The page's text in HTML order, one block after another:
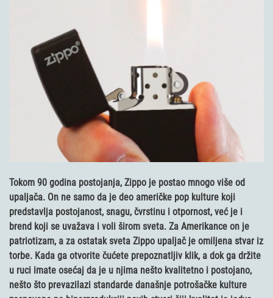
Tokom 90 godina postojanja, Zippo je postao mnogo više od
upaljača. On ne samo da je deo američke pop kulture koji
predstavlja postojanost, snagu, čvrstinu i otpornost, već je i
brend koji se uvažava i voli širom sveta. Za Amerikance on je
patriotizam, a za ostatak sveta Zippo upaljač je omiljena stvar iz
torbe. Kada ga otvorite čućete prepoznatljiv klik, a dok ga držite
u ruci imate osećaj da je u njima nešto kvalitetno i postojano,
nešto što prevazilazi standarde današnje potrošačke kulture